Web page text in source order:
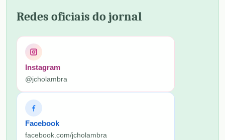
Redes oficiais do jornal
Instagram
@jcholambra
Facebook
facebook.com/jcholambra